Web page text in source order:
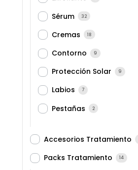
Sérum 32
Cremas 18
Contorno 9
Protección Solar 9
Labios 7
Pestañas 2
Accesorios Tratamiento
Packs Tratamiento 14